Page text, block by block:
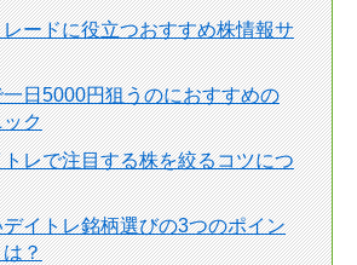
ードに役立つおすすめ株情報サ
日5000円狙うのにおすすめの
ク
レで注目する株を絞るコツにつ
イトレ銘柄選びの3つのポイン
？